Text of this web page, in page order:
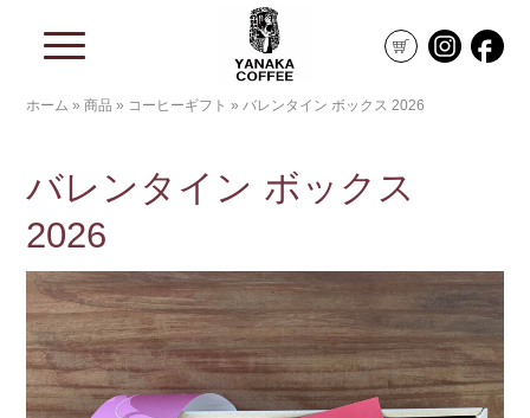
ホーム »商品 » コーヒーギフト »バレンタイン ボックス 2026
バレンタイン ボックス
2026